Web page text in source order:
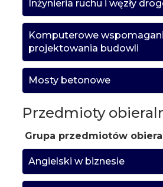
Inżynieria ruchu i węzły
Komputerowe
projektowania budowli
Mosty betonowe
Przedmioty
Grupa przedmiotów
Angielski w biznesie